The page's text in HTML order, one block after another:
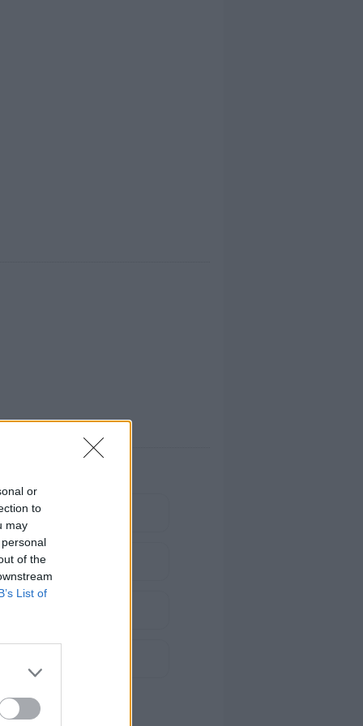
or
to
may
of the
List of